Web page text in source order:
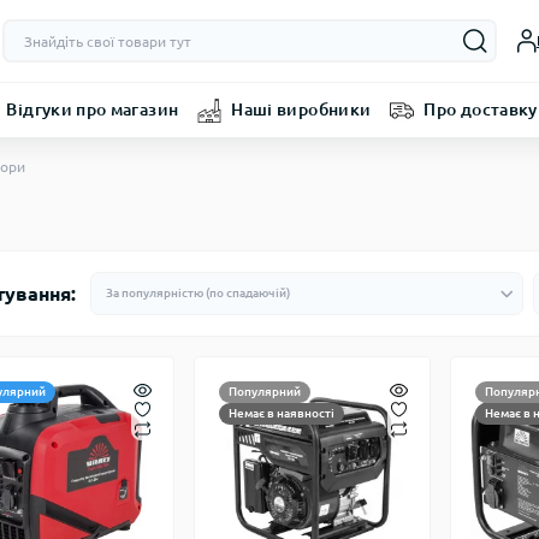
Відгуки про магазин Наші виробники Про доставку
Популярний
Немає в наявності
Немає в